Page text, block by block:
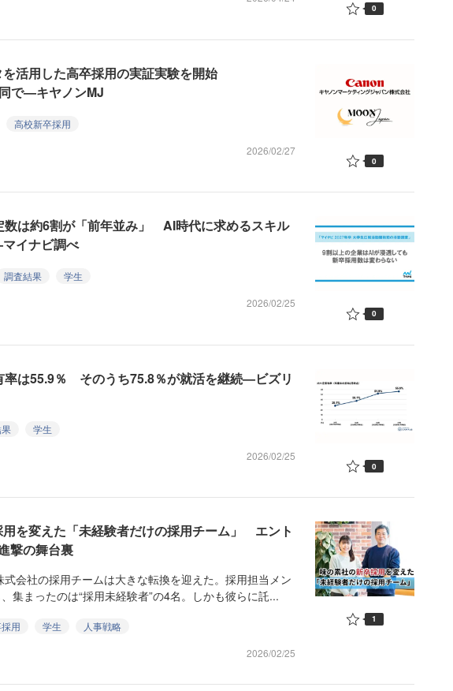
0
活用した高卒採用の実証実験を開始
で—キヤノンMJ
高校新卒採用
2026/02/27
0
数は約6割が「前年並み」 AI時代に求めるスキル
イナビ調べ
調査結果
学生
2026/02/25
0
率は55.9％ そのうち75.8％が就活を継続—ビズリ
学生
2026/02/25
0
を変えた「未経験者だけの採用チーム」 エント
撃の舞台裏
会社の採用チームは大きな転換を迎えた。採用担当メン
集まったのは“採用未経験者”の4名。しかも彼らに託...
用 学生
人事戦略
2026/02/25
1